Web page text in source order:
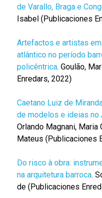
de Varallo, Braga e
Isabel (Publicaciones
Artefactos e artistas
atlântico no período
policêntrica. Goulão,
Enredars, 2022)
Caetano Luiz de
de modelos e ideias no
Orlando Magnani, Maria
Mateus (Publicaciones
Do risco à obra:
na arquitetura barroca.
de (Publicaciones